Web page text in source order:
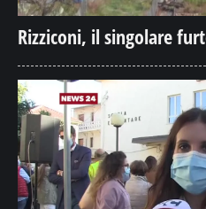
Rizziconi, il singolare